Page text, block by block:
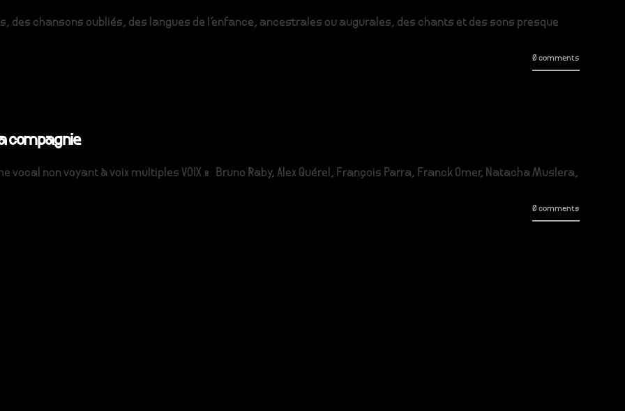
des chansons oubliés, des langues de l’enfance, ancestrales ou augurales, des chants et des sons presque
0 comments
compagnie
non voyant à voix multiples VOIX : Bruno Raby, Alex Quérel, François Parra, Franck Omer, Natacha Muslera,
0 comments